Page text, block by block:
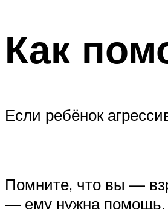
Как
Если ребёнок
‍Помните, что вы —
— ему нужна помощь.